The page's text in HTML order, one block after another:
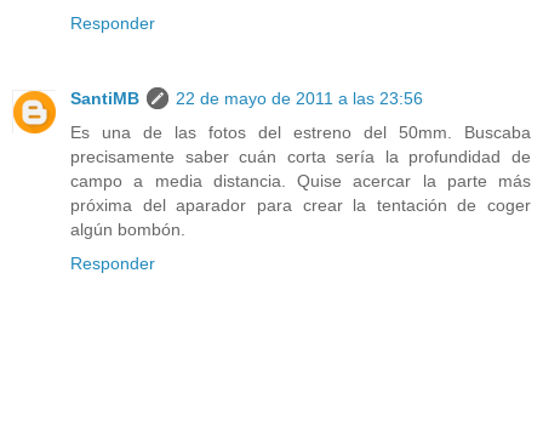
Responder
SantiMB
22 de mayo de 2011 a las 23:56
Es una de las fotos del estreno del 50mm. Buscaba
precisamente saber cuán corta sería la profundidad de
campo a media distancia. Quise acercar la parte más
próxima del aparador para crear la tentación de coger
algún bombón.
Responder